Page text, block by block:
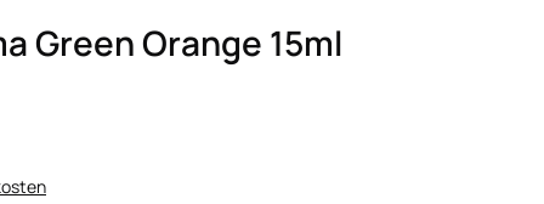
Green Orange 15ml